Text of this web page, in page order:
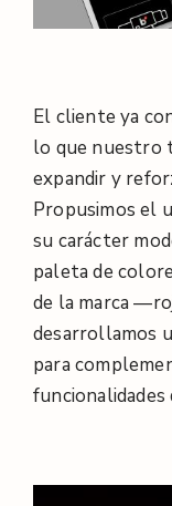
El cliente ya
lo que nuestro
expandir y
Propusimos el
su carácter
paleta de
de la marca
desarrollamos
para